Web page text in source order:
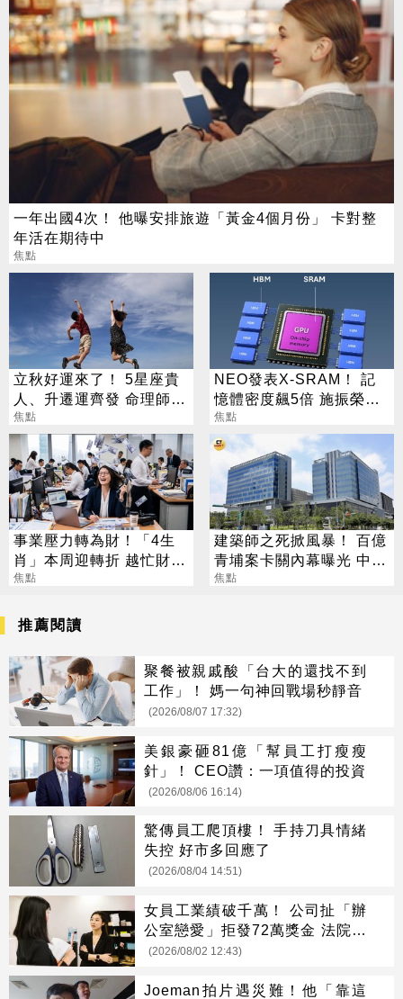
一年出國4次！ 他曝安排旅遊「黃金4個月份」 卡對整
年活在期待中
焦點
立秋好運來了！ 5星座貴
人、升遷運齊發 命理師：
把握黃金轉運期
焦點
NEO發表X-SRAM！ 記
憶體密度飆5倍 施振榮：
半導體迎新革命
焦點
事業壓力轉為財！「4生
肖」本周迎轉折 越忙財運
越旺
焦點
建築師之死掀風暴！ 百億
青埔案卡關內幕曝光 中
央、地方互踢皮球
焦點
推薦閱讀
聚餐被親戚酸「台大的還找不到
工作」！ 媽一句神回戰場秒靜音
(2026/08/07 17:32)
美銀豪砸81億「幫員工打瘦瘦
針」！ CEO讚：一項值得的投資
(2026/08/06 16:14)
驚傳員工爬頂樓！ 手持刀具情緒
失控 好市多回應了
(2026/08/04 14:51)
女員工業績破千萬！ 公司扯「辦
公室戀愛」拒發72萬獎金 法院判
她贏了
(2026/08/02 12:43)
Joeman拍片遇災難！他「靠這